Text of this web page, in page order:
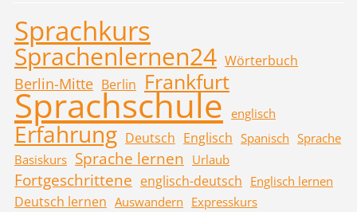
Sprachkurs
Sprachenlernen24 Wörterbuch
Berlin-Mitte Berlin Frankfurt
Sprachschule englisch
Erfahrung Deutsch Englisch Spanisch Sprache
Basiskurs Sprache lernen Urlaub
Fortgeschrittene englisch-deutsch Englisch lernen
Deutsch lernen Auswandern Expresskurs